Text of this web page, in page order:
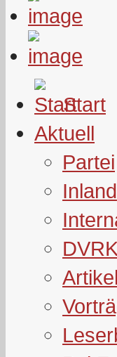
Start
Aktuell
Partei
Inland
DVRK